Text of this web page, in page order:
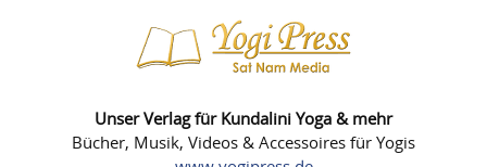
Unser Verlag für Kundalini Yoga & mehr
Bücher, Musik, Videos & Accessoires für Yogis